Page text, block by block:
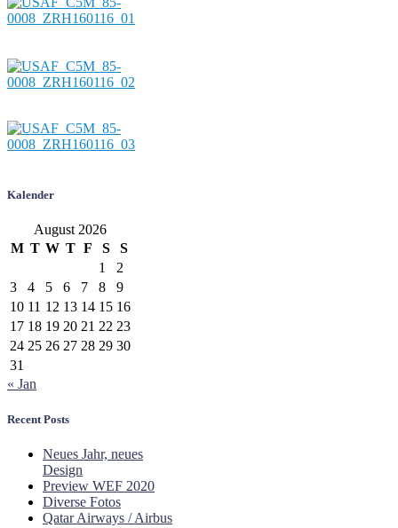
Kalender
August 2026
M T W T F S
S
1
2
3
4 5 6 7 8
9
10 11 12 13 14 15 16
17 18 19 20 21 22 23
24 25 26 27 28 29 30
31
« Jan
Recent Posts
Neues Jahr, neues
Design
Preview WEF 2020
Diverse Fotos
Qatar Airways / Airbus